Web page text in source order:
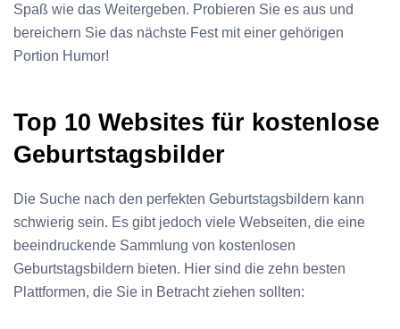
Spaß wie das Weitergeben. Probieren Sie es aus und
bereichern Sie das nächste Fest mit einer gehörigen
Portion Humor!
Top 10 Websites für kostenlose
Geburtstagsbilder
Die Suche nach den perfekten Geburtstagsbildern kann
schwierig sein. Es gibt jedoch viele Webseiten, die eine
beeindruckende Sammlung von kostenlosen
Geburtstagsbildern bieten. Hier sind die zehn besten
Plattformen, die Sie in Betracht ziehen sollten: